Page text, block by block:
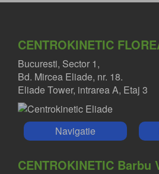
CENTROKINETIC
Bucuresti, Sector 1,
Bd. Mircea Eliade, nr. 18.
Eliade Tower, intrarea A, Etaj 3
Navigatie
CENTROKINETIC Barbu